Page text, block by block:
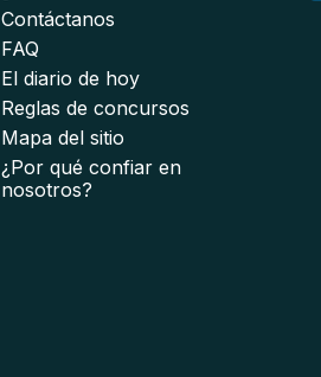
Contáctanos
FAQ
El diario de hoy
Reglas de concursos
Mapa del sitio
¿Por qué confiar en
nosotros?